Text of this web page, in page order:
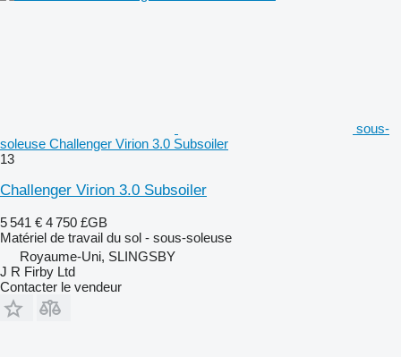
sous-
soleuse Challenger Virion 3.0 Subsoiler
13
Challenger Virion 3.0 Subsoiler
5 541 € 4 750 £GB
Matériel de travail du sol - sous-soleuse
Royaume-Uni, SLINGSBY
J R Firby Ltd
Contacter le vendeur